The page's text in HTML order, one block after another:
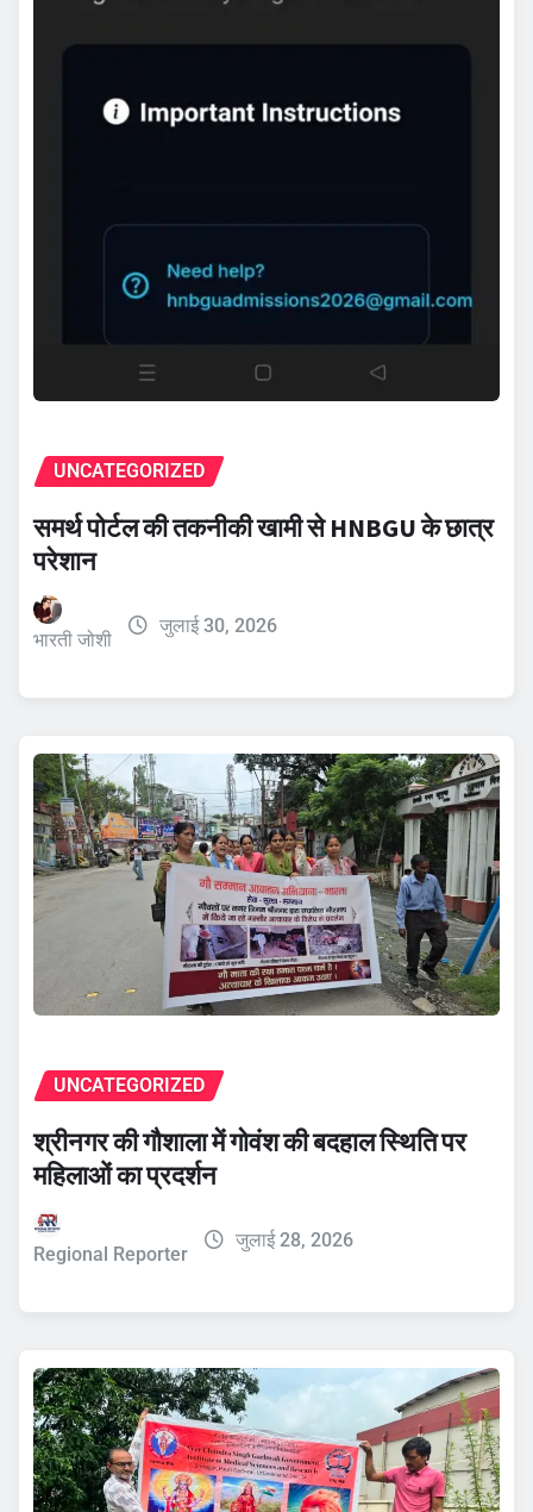
UNCATEGORIZED
समर्थ पोर्टल की तकनीकी खामी से HNBGU के छात्र
परेशान
भारती जोशी
जुलाई 30, 2026
UNCATEGORIZED
श्रीनगर की गौशाला में गोवंश की बदहाल स्थिति पर
महिलाओं का प्रदर्शन
Regional Reporter
जुलाई 28, 2026